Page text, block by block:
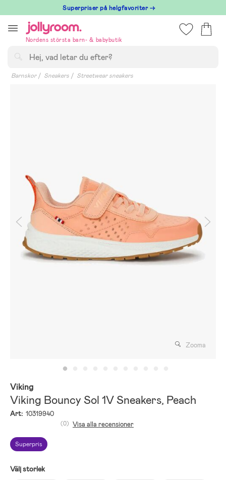
till
innehållet
Superpriser på helgfavoriter →
Nordens största barn- & babybutik
Barnskor Sneakers Streetwear sneakers
Zooma
Viking
Viking Bouncy Sol 1V Sneakers, Peach
Art: 10319940
Superpris
(0) Visa alla recensioner
Välj storlek